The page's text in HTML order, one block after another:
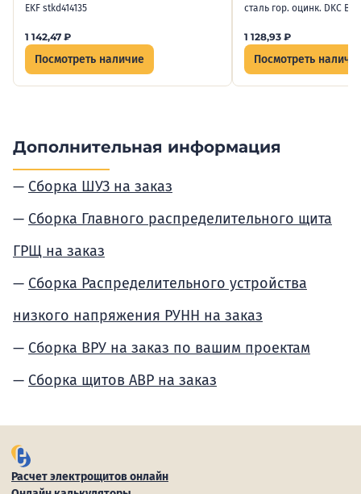
EKF stkd414135
1 142,47 ₽
Посмотреть наличие
сталь гор. оцинк. DKC
1 128,93 ₽
Посмотреть
Дополнительная информация
Сборка ШУЗ на заказ
Сборка Главного распределительного щита
ГРЩ на заказ
Сборка Распределительного устройства
низкого напряжения РУНН на заказ
Сборка ВРУ на заказ по вашим проектам
Сборка щитов АВР на заказ
Расчет электрощитов онлайн